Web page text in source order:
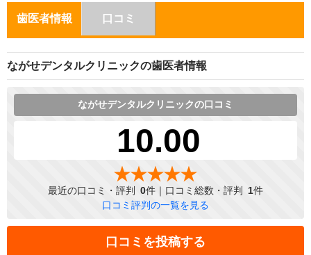
歯医者情報 口コミ
ながせデンタルクリニックの歯医者情報
ながせデンタルクリニックの口コミ
10.00
最近の口コミ・評判 0件｜口コミ総数・評判 1件
口コミ評判の一覧を見る
口コミを投稿する